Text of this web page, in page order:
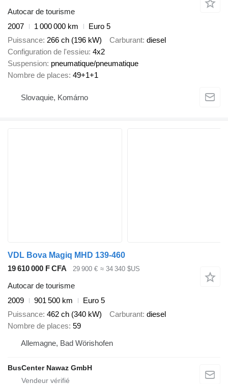
Autocar de tourisme
2007
1 000 000 km
Euro 5
Puissance 266 ch (196 kW) Carburant diesel
Configuration de l'essieu 4x2
Suspension pneumatique/pneumatique
Nombre de places 49+1+1
Slovaquie, Komárno
VDL Bova Magiq MHD 139-460
19 610 000 F CFA
29 900 € ≈ 34 340 $US
Autocar de tourisme
2009
901 500 km
Euro 5
Puissance 462 ch (340 kW) Carburant diesel
Nombre de places 59
Allemagne, Bad Wörishofen
BusCenter Nawaz GmbH